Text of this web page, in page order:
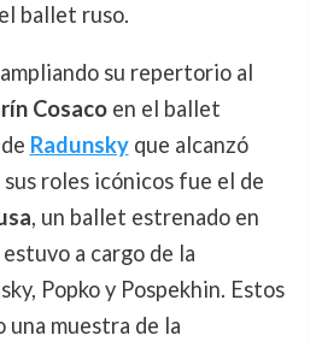
ballet ruso.
su repertorio al
Cosacoen el ballet
Radunskyque alcanzó
roles icónicos fue el de
, un ballet estrenado en
a cargo de la
Popko y Pospekhin. Estos
una muestra de la